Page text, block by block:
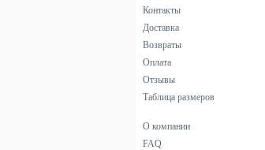
Контакты
Доставка
Возвраты
Оплата
Отзывы
Таблица размеров
О компании
FAQ